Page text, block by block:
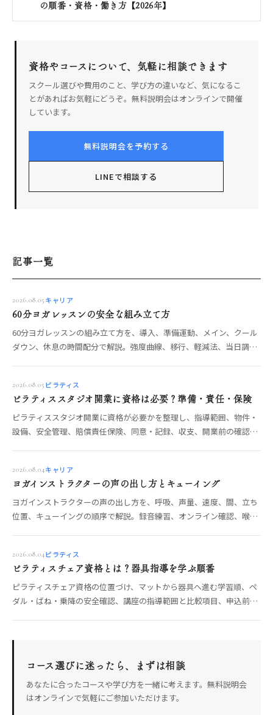
の順番・資格・働き方【2026年】
資格やコースについて、気軽に相談できます
スクール選びや費用のこと、学び方の違いなど、気になるこ
とがあればお気軽にどうぞ。無料説明会はオンラインで開催
しています。
無料説明会を予約する
LINEで相談する
記事一覧
2026.08.05 キャリア
60分ヨガレッスンの安全な組み立て方
60分ヨガレッスンの組み立て方を、導入、準備運動、メイン、クール
ダウン、休息の時間配分で解説。強度曲線、移行、軽減法、当日調
2026.08.05 ピラティス
ピラティススタジオ開業に資格は必要？準備・責任・保険
ピラティススタジオ開業に資格が必要かを整理し、指導範囲、物件・
設備、安全管理、賠償責任保険、同意・記録、収支、開業前の確認項
2026.08.04キャリア
ヨガインストラクターの声の出し方とキューイング
ヨガインストラクターの声の出し方を、呼吸、声量、速度、間、立ち
位置、キューイングの順序で解説。録音練習、オンライン確認、喉の
2026.08.04ピラティス
ピラティスチェア資格とは？器具指導を学ぶ順番
ピラティスチェア資格の位置づけ、マットから器具へ進む学習順、ペ
ダル・ばね・乗降の安全確認、講座の指導範囲と比較項目、申込前の
コース選びに迷ったら、まずは相談
あなたに合ったコースや学び方を一緒に考えます。無料説明会
はオンラインで気軽にご参加いただけます。